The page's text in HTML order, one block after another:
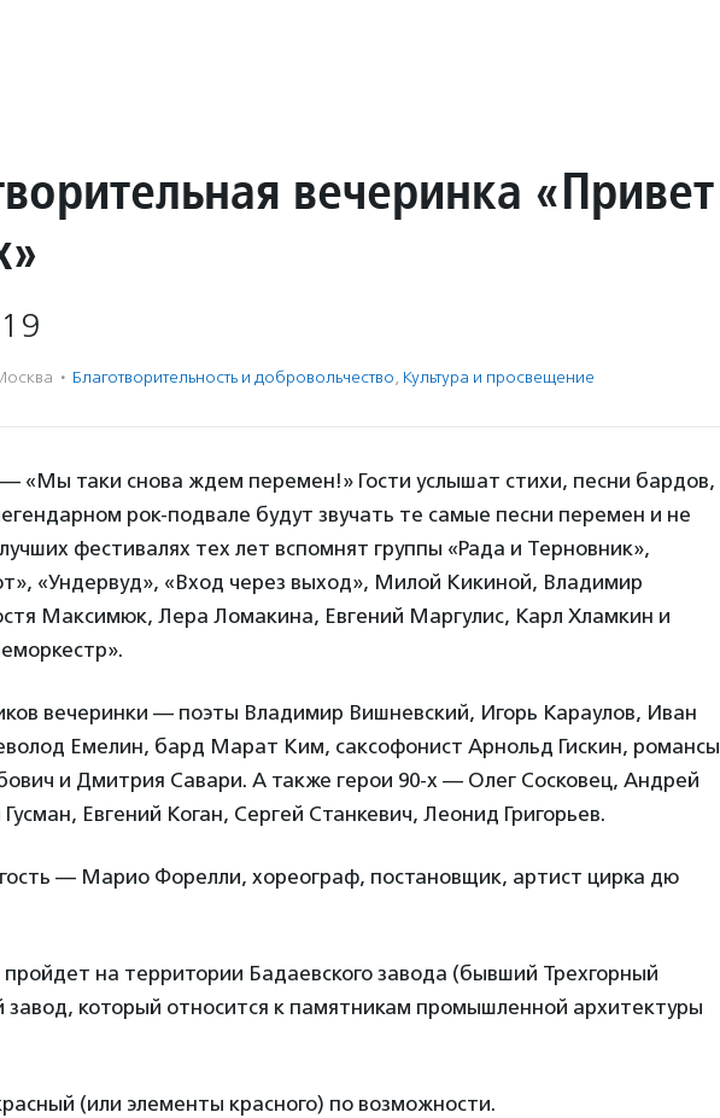
вечеринка «Привет
· Благотвори­тель­ность и доброволь­чест­во, Культура и просвещение
«Мы таки снова ждем перемен!» Гости услышат стихи, песни бардов,
рок-подвале будут звучать те самые песни перемен и не
фестивалях тех лет вспомнят группы «Рада и Терновник»,
«Ундервуд», «Вход через выход», Милой Кикиной, Владимир
Максимюк, Лера Ломакина, Евгений Маргулис, Карл Хламкин и
вечеринки — поэты Владимир Вишневский, Игорь Караулов, Иван
Емелин, бард Марат Ким, саксофонист Арнольд Гискин, романсы
и Дмитрия Савари. А также герои 90-х — Олег Сосковец, Андрей
Евгений Коган, Сергей Станкевич, Леонид Григорьев.
— Марио Форелли, хореограф, постановщик, артист цирка дю
на территории Бадаевского завода (бывший Трехгорный
завод, который относится к памятникам промышленной архитектуры
(или элементы красного) по возможности.